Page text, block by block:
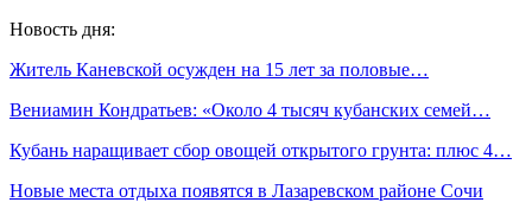
Новость дня:
Житель Каневской осужден на 15 лет за половые…
Вениамин Кондратьев: «Около 4 тысяч кубанских семей…
Кубань наращивает сбор овощей открытого грунта: плюс 4…
Новые места отдыха появятся в Лазаревском районе Сочи